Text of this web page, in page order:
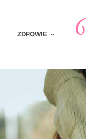
ZDROWIE